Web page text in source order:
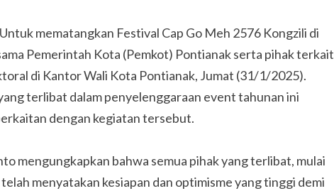
mematangkan Festival Cap Go Meh 2576 Kongzili di
Pemerintah Kota (Pemkot) Pontianak serta pihak terkait
di Kantor Wali Kota Pontianak, Jumat (31/1/2025).
terlibat dalam penyelenggaraan event tahunan ini
dengan kegiatan tersebut.
mengungkapkan bahwa semua pihak yang terlibat, mulai
menyatakan kesiapan dan optimisme yang tinggi demi